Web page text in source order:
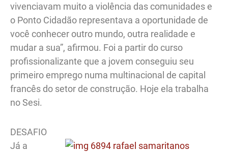
vivenciavam muito a violência das comunidades e
o Ponto Cidadão representava a oportunidade de
você conhecer outro mundo, outra realidade e
mudar a sua”, afirmou. Foi a partir do curso
profissionalizante que a jovem conseguiu seu
primeiro emprego numa multinacional de capital
francês do setor de construção. Hoje ela trabalha
no Sesi.
DESAFIO
Já a